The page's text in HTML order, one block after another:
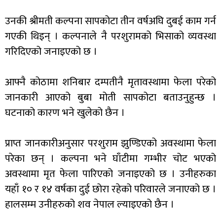
उनकी श्रीमती कल्पना सापकोटा तीन वर्षअघि दुबई काम गर्न
गएकी थिइन् । कल्पनाले नै परशुरामको भिसाको व्यवस्था
गरिदिएको जनाइएको छ ।
आफ्नै कोठामा शनिबार दम्पतीनै मृतावस्थामा फेला परेको
जानकारी आएको बुबा मोती सापकोटा बताउनुहुन्छ ।
घटनाको कारण भने खुलेको छैन ।
प्राप्त जानकारीअनुसार परशुराम झुण्डिएको अवस्थामा फेला
परेका छन् । कल्पना भने घाँटीमा गम्भीर चोट भएको
अवस्थामा मृत फेला पारिएको जनाइएको छ । उनीहरुका
यहाँ १० र १४ वर्षका दुई छोरा रहेको परिवारले जनाएको छ ।
हालसम्म उनीहरुको शव नेपाल ल्याइएको छैन ।